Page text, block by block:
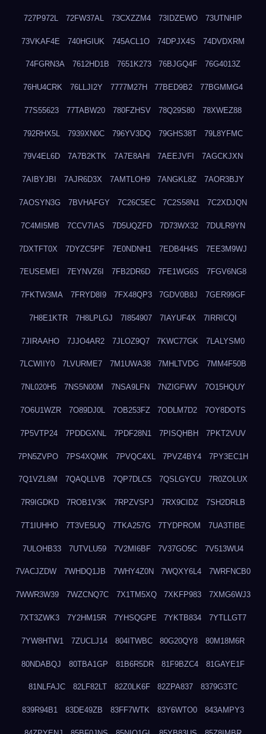
727P972L 72FW37AL 73CXZZM4 73IDZEWO 73UTNHIP
73VKAF4E 740HGIUK 745ACL1O 74DPJX4S 74DVDXRM
74FGRN3A 7612HD1B 7651K273 76BJGQ4F 76G4013Z
76HU4CRK 76LLJI2Y 7777M27H 77BED9B2 77BGMMG4
77S55623 77TABW20 780FZHSV 78Q29S80 78XWEZ88
792RHX5L 7939XN0C 796YV3DQ 79GHS38T 79L8YFMC
79V4EL6D 7A7B2KTK 7A7E8AHI 7AEEJVFI 7AGCKJXN
7AIBYJBI 7AJR6D3X 7AMTLOH9 7ANGKL8Z 7AOR3BJY
7AOSYN3G 7BVHAFGY 7C26C5EC 7C2S58N1 7C2XDJQN
7C4MI5MB 7CCV7IAS 7D5UQZFD 7D73WX32 7DULR9YN
7DXTFT0X 7DYZC5PF 7E0NDNH1 7EDB4H4S 7EE3M9WJ
7EUSEMEI 7EYNVZ6I 7FB2DR6D 7FE1WG6S 7FGV6NG8
7FKTW3MA 7FRYD8I9 7FX48QP3 7GDV0B8J 7GER99GF
7H8E1KTR 7H8LPLGJ 7I854907 7IAYUF4X 7IRRICQI
7JIRAAHO 7JJO4AR2 7JLOZ9Q7 7KWC77GK 7LALYSM0
7LCWIIY0 7LVURME7 7M1UWA38 7MHLTVDG 7MM4F50B
7NL020H5 7NS5N00M 7NSA9LFN 7NZIGFWV 7O15HQUY
7O6U1WZR 7O89DJ0L 7OB253FZ 7ODLM7D2 7OY8DOTS
7P5VTP24 7PDDGXNL 7PDF28N1 7PISQHBH 7PKT2VUV
7PN5ZVPO 7PS4XQMK 7PVQC4XL 7PVZ4BY4 7PY3EC1H
7Q1VZL8M 7QAQLLVB 7QP7DLC5 7QSLGYCU 7R0ZOLUX
7R9IGDKD 7ROB1V3K 7RPZVSPJ 7RX9CIDZ 7SH2DRLB
7T1IUHHO 7T3VE5UQ 7TKA257G 7TYDPROM 7UA3TIBE
7ULOHB33 7UTVLU59 7V2MI6BF 7V37GO5C 7V513WU4
7VACJZDW 7WHDQ1JB 7WHY4Z0N 7WQXY6L4 7WRFNCB0
7WWR3W39 7WZCNQ7C 7X1TM5XQ 7XKFP983 7XMG6WJ3
7XT3ZWK3 7Y2HM15R 7YHSQGPE 7YKTB834 7YTLLGT7
7YW8HTW1 7ZUCLJ14 804ITWBC 80G20QY8 80M18M6R
80NDABQJ 80TBA1GP 81B6R5DR 81F9BZC4 81GAYE1F
81NLFAJC 82LF82LT 82Z0LK6F 82ZPA837 8379G3TC
839R94B1 83DE49ZB 83FF7WTK 83Y6WTO0 843AMPY3